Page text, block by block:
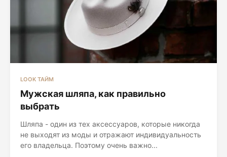
LOOK ТАЙМ
Мужская шляпа, как правильно
выбрать
Шляпа - один из тех аксессуаров, которые никогда
не выходят из моды и отражают индивидуальность
его владельца. Поэтому очень важно...